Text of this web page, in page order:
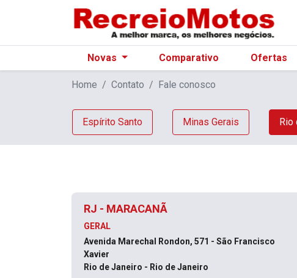
Novas Comparativo Ofertas
Home Contato Fale conosco
Espírito Santo Minas Gerais Rio
RJ - MARACANÃ
GERAL
Avenida Marechal Rondon, 571 - São Francisco
Xavier
Rio de Janeiro - Rio de Janeiro